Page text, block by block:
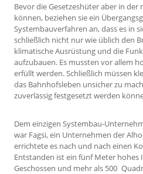
Bevor die Gesetzeshüter aber in
können, beziehen sie ein
Systembauverfahren an, dass es in
schließlich nicht nur wie üblich den
klimatische Ausrüstung und die
aufzubauen. Es mussten vor allem
erfüllt werden. Schließlich müssen
das Bahnhofsleben unsicher zu
zuverlässig festgesetzt werden
Dem einzigen Systembau-
war Fagsi, ein Unternehmen der
errichtete es nach und nach einen
Entstanden ist ein fünf Meter hohes
Geschossen und mehr als 500